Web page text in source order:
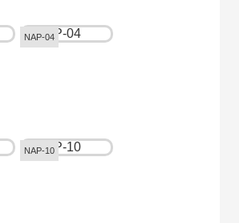
NAP-04
NAP-10